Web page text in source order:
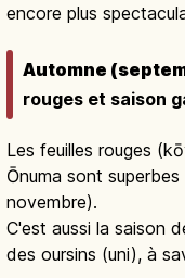
encore plus
Automne
rouges et saison
Les feuilles rouges
Ōnuma sont
novembre).
C'est aussi la saison
des oursins (uni), à